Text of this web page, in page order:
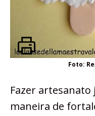
Foto:
Fazer
maneira de